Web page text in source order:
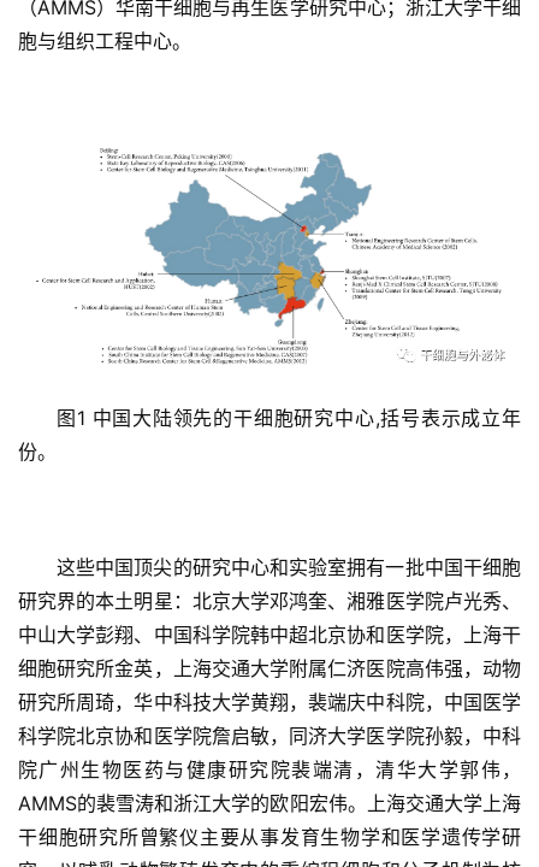
（AMMS）华南干细胞与再生医学研究中心；浙江大学干细
胞与组织工程中心。
图1 中国大陆领先的干细胞研究中心,括号表示成立年
份。
这些中国顶尖的研究中心和实验室拥有一批中国干细胞
研究界的本土明星：北京大学邓鸿奎、湘雅医学院卢光秀、
中山大学彭翔、中国科学院韩中超北京协和医学院，上海干
细胞研究所金英，上海交通大学附属仁济医院高伟强，动物
研究所周琦，华中科技大学黄翔，裴端庆中科院，中国医学
科学院北京协和医学院詹启敏，同济大学医学院孙毅，中科
院广州生物医药与健康研究院裴端清，清华大学郭伟，
AMMS的裴雪涛和浙江大学的欧阳宏伟。上海交通大学上海
干细胞研究所曾繁仪主要从事发育生物学和医学遗传学研